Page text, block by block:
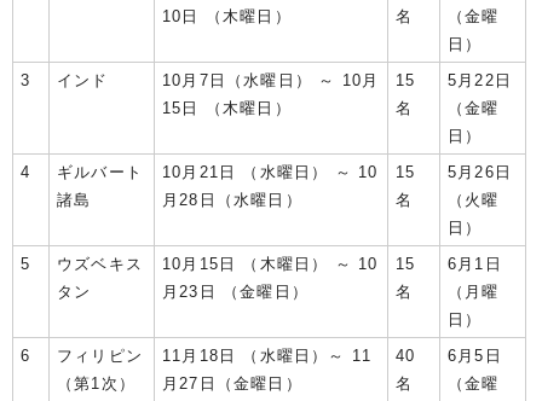
10日 （木曜日）
名
（金曜
日）
3
インド
10月7日（水曜日） ～ 10月
15日 （木曜日）
15
名
5月22日
（金曜
日）
4
ギルバート
諸島
10月21日 （水曜日） ～ 10
月28日（水曜日）
15
名
5月26日
（火曜
日）
5
ウズベキス
タン
10月15日 （木曜日） ～ 10
月23日 （金曜日）
15
名
6月1日
（月曜
日）
6
フィリピン
（第1次）
11月18日 （水曜日）～ 11
月27日（金曜日）
40
名
6月5日
（金曜